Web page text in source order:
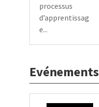
processus
d’apprentissag
e...
Evénements